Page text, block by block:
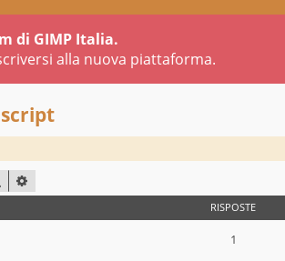
di GIMP Italia.
alla nuova piattaforma.
CERCA
RISPOSTE
1